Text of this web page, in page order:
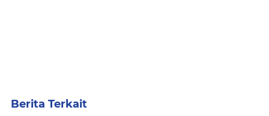
Berita Terkait